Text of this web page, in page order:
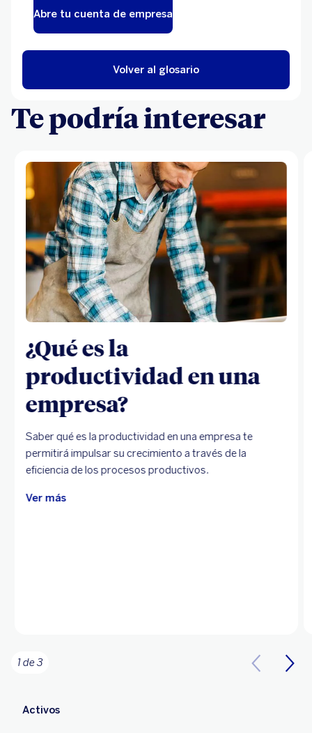
Abre tu cuenta de empresa
Volver al glosario
Te podría interesar
¿Qué es la
productividad en una
empresa?
Saber qué es la productividad en una empresa te
permitirá impulsar su crecimiento a través de la
eficiencia de los procesos productivos.
Ver más
1 de 3
Activos